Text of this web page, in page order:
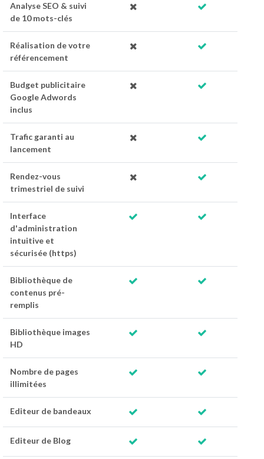
Analyse SEO & suivi
de 10 mots-clés
Réalisation de votre
référencement
Budget publicitaire
Google Adwords
inclus
Trafic garanti au
lancement
Rendez-vous
trimestriel de suivi
Interface
d'administration
intuitive et
sécurisée (https)
Bibliothèque de
contenus pré-
remplis
Bibliothèque images
HD
Nombre de pages
illimitées
Editeur de bandeaux
Editeur de Blog